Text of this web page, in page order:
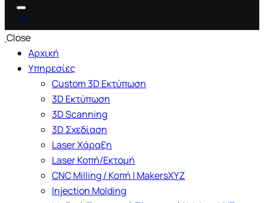
Close
Αρχική
Υπηρεσίες
Custom 3D Εκτύπωση
3D Εκτύπωση
3D Scanning
3D Σχεδίαση
Laser Χάραξη
Laser Κοπή/Εκτομή
CNC Milling / Κοπή | MakersXYZ
Injection Molding